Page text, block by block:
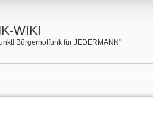
WIKI
Bürgernotfunk für JEDERMANN"